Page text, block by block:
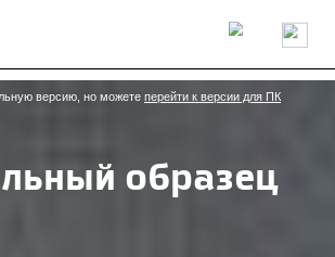
Интерьер Пресса
Архитекторы
События Книги Вакансии
Анонсы конкурсов
Блог
Исследование
Мнение
версию, но можете перейти к версии для ПК
образец